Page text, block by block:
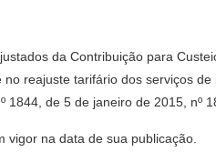
da Contribuição para
reajuste tarifário dos serviços
1844, de 5 de janeiro de 2015, nº
vigor na data de sua publicação.